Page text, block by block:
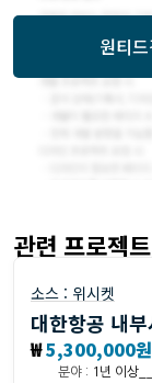
원티
관련 프로젝트
소스 : 위시켓
대한항공 내
₩5,300,000
분야 : 1년 이상